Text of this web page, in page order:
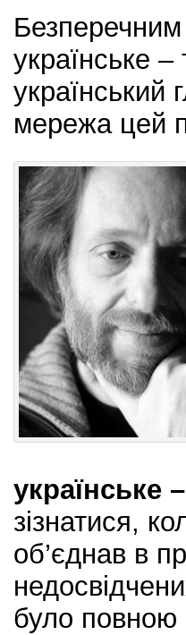
українське
український
мережа цей
українське –
зізнатися,
об’єднав в
було повною